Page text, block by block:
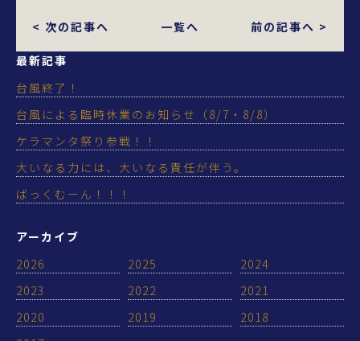
< 次の記事へ 一覧へ 前の記事へ >
最新記事
台風終了！
台風による臨時休業のお知らせ（8/7・8/8）
ケラマンタ祭り参戦！！
大いなる力には、大いなる責任が伴う。
ばっくむーん！！！
アーカイブ
2026
2025
2024
2023
2022
2021
2020
2019
2018